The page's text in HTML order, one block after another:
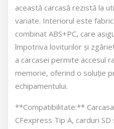
această carcasă rezistă la
variate. Interiorul este
combinat ABS+PC, care
împotriva loviturilor și
a carcasei permite accesul
memorie, oferind o soluție
echipamentului.
**Compatibilitate:**
CFexpress Tip A, carduri